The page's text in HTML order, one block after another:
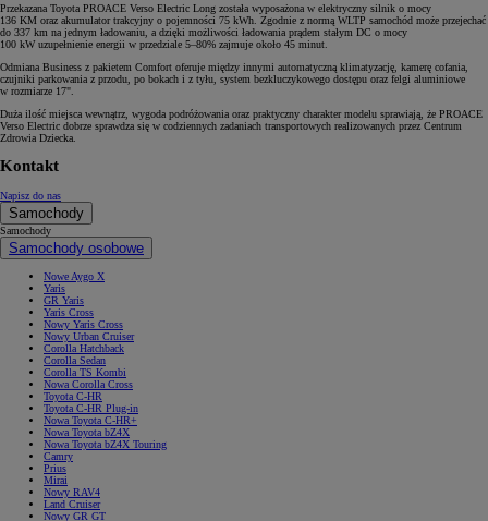
Przekazana Toyota PROACE Verso Electric Long została wyposażona w elektryczny silnik o mocy
136 KM oraz akumulator trakcyjny o pojemności 75 kWh. Zgodnie z normą WLTP samochód może przejechać
do 337 km na jednym ładowaniu, a dzięki możliwości ładowania prądem stałym DC o mocy
100 kW uzupełnienie energii w przedziale 5–80% zajmuje około 45 minut.
Odmiana Business z pakietem Comfort oferuje między innymi automatyczną klimatyzację, kamerę cofania,
czujniki parkowania z przodu, po bokach i z tyłu, system bezkluczykowego dostępu oraz felgi aluminiowe
w rozmiarze 17".
Duża ilość miejsca wewnątrz, wygoda podróżowania oraz praktyczny charakter modelu sprawiają, że PROACE
Verso Electric dobrze sprawdza się w codziennych zadaniach transportowych realizowanych przez Centrum
Zdrowia Dziecka.
Kontakt
Napisz do nas
Samochody
Samochody
Samochody osobowe
Nowe Aygo X
Yaris
GR Yaris
Yaris Cross
Nowy Yaris Cross
Nowy Urban Cruiser
Corolla Hatchback
Corolla Sedan
Corolla TS Kombi
Nowa Corolla Cross
Toyota C-HR
Toyota C-HR Plug-in
Nowa Toyota C-HR+
Nowa Toyota bZ4X
Nowa Toyota bZ4X Touring
Camry
Prius
Mirai
Nowy RAV4
Land Cruiser
Nowy GR GT